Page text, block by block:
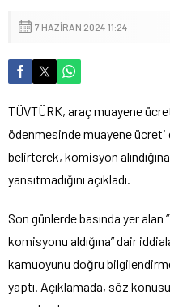
7 HAZIRAN 2024 11:24
TÜVTÜRK, araç muayene
ödenmesinde muayene ücreti
belirterek, komisyon
yansıtmadığını açıkladı.
Son günlerde basında yer alan
komisyonu aldığına” dair
kamuoyunu doğru
yaptı. Açıklamada, söz